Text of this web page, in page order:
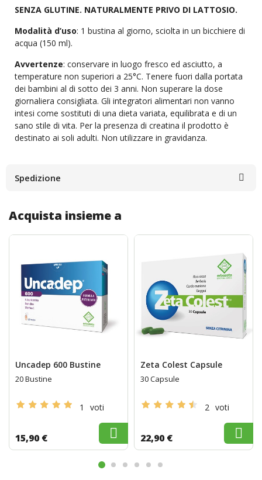
SENZA GLUTINE. NATURALMENTE PRIVO DI LATTOSIO.
Modalità d’uso: 1 bustina al giorno, sciolta in un bicchiere di
acqua (150 ml).
Avvertenze: conservare in luogo fresco ed asciutto, a
temperature non superiori a 25°C. Tenere fuori dalla portata
dei bambini al di sotto dei 3 anni. Non superare la dose
giornaliera consigliata. Gli integratori alimentari non vanno
intesi come sostituti di una dieta variata, equilibrata e di un
sano stile di vita. Per la presenza di creatina il prodotto è
destinato ai soli adulti. Non utilizzare in gravidanza.
Spedizione
Acquista insieme a
Uncadep 600 Bustine
20 Bustine
1 voti
15,90 €
Zeta Colest Capsule
30 Capsule
2 voti
22,90 €